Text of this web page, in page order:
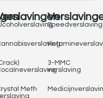
Meth
Speedverslaving
3-MMC
verslaving